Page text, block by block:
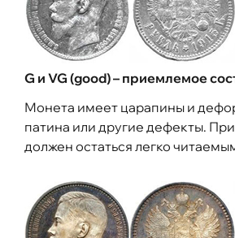
G и VG (good) – приемлемое
Монета имеет царапины и
патина или другие дефекты.
должен остаться легко